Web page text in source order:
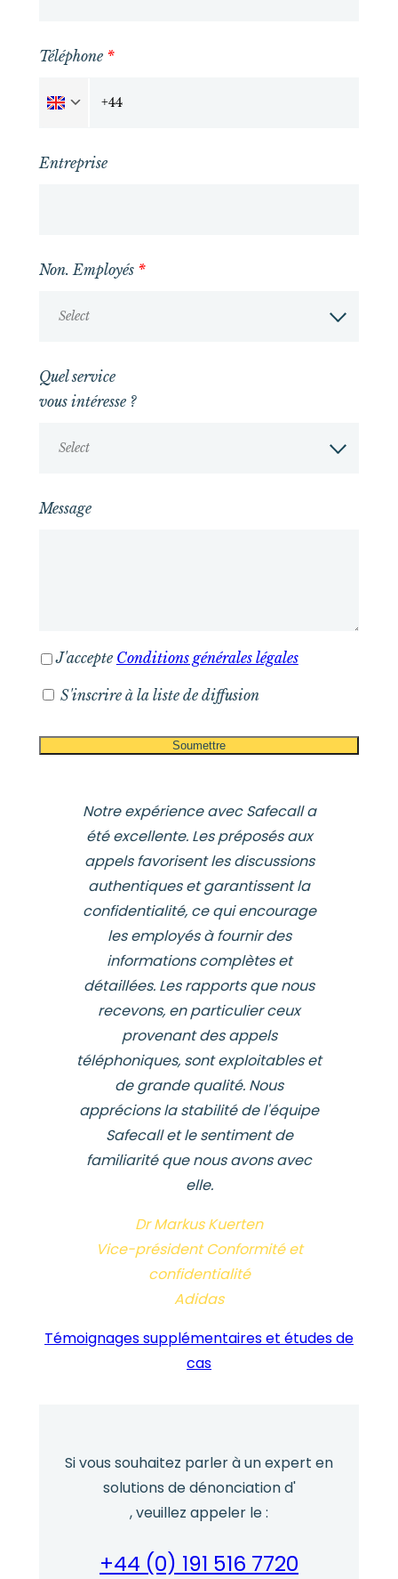
Téléphone *
Entreprise
Non. Employés *
Select
Quel service
vous intéresse ?
Select
Message
J'accepte Conditions générales légales
S'inscrire à la liste de diffusion
Notre expérience avec Safecall a
été excellente. Les préposés aux
appels favorisent les discussions
authentiques et garantissent la
confidentialité, ce qui encourage
les employés à fournir des
informations complètes et
détaillées. Les rapports que nous
recevons, en particulier ceux
provenant des appels
téléphoniques, sont exploitables et
de grande qualité. Nous
apprécions la stabilité de l'équipe
Safecall et le sentiment de
familiarité que nous avons avec
elle.
Dr Markus Kuerten
Vice-président Conformité et
confidentialité
Adidas
Témoignages supplémentaires et études de
cas
Si vous souhaitez parler à un expert en
solutions de dénonciation d'
, veuillez appeler le :
+44 (0) 191 516 7720